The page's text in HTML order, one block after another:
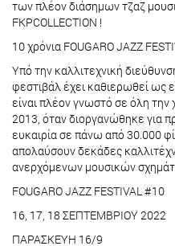
των πλέον διάσημων τζαζ
FKPCOLLECTION !
10 χρόνια FOUGARO JAZZ
Υπό την καλλιτεχνική
φεστιβάλ έχει καθιερωθεί ως
είναι πλέον γνωστό σε όλη
2013, όταν διοργανώθηκε για
ευκαιρία σε πάνω από 30.000
απολαύσουν δεκάδες
ανερχόμενων μουσικών
FOUGARO JAZZ FESTIVAL #10
16, 17, 18 ΣΕΠΤΕΜΒΡΙΟΥ 2022
ΠΑΡΑΣΚΕΥΗ 16/9